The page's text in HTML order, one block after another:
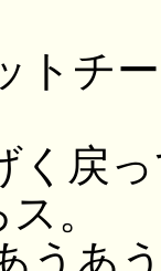
トチ
く戻
。
うあ